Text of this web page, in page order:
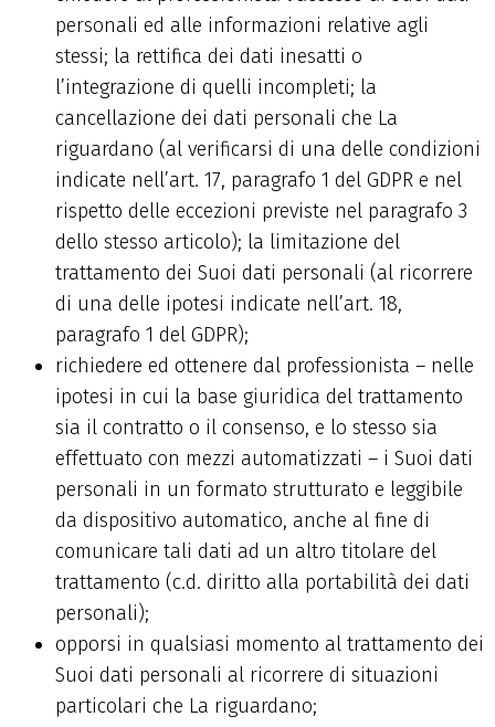
personali ed alle informazioni relative agli
stessi; la rettifica dei dati inesatti o
l’integrazione di quelli incompleti; la
cancellazione dei dati personali che La
riguardano (al verificarsi di una delle condizioni
indicate nell’art. 17, paragrafo 1 del GDPR e nel
rispetto delle eccezioni previste nel paragrafo 3
dello stesso articolo); la limitazione del
trattamento dei Suoi dati personali (al ricorrere
di una delle ipotesi indicate nell’art. 18,
paragrafo 1 del GDPR);
richiedere ed ottenere dal professionista – nelle
ipotesi in cui la base giuridica del trattamento
sia il contratto o il consenso, e lo stesso sia
effettuato con mezzi automatizzati – i Suoi dati
personali in un formato strutturato e leggibile
da dispositivo automatico, anche al fine di
comunicare tali dati ad un altro titolare del
trattamento (c.d. diritto alla portabilità dei dati
personali);
opporsi in qualsiasi momento al trattamento dei
Suoi dati personali al ricorrere di situazioni
particolari che La riguardano;